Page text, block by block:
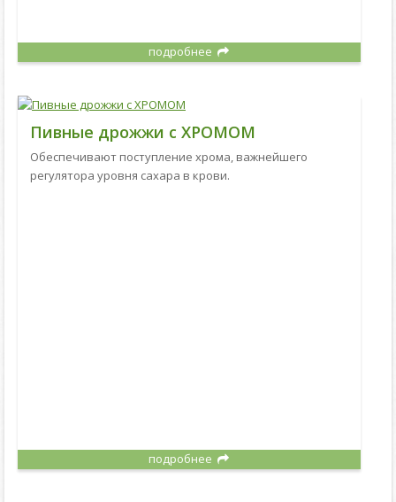
подробнее
Пивные дрожжи с ХРОМОМ
Обеспечивают поступление хрома, важнейшего
регулятора уровня сахара в крови.
подробнее